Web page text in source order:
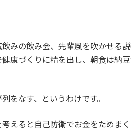
みの飲み会、先輩風を吹かせる
康づくりに精を出し、朝食は納
をなす、というわけです。
えると自己防衛でお金をためま